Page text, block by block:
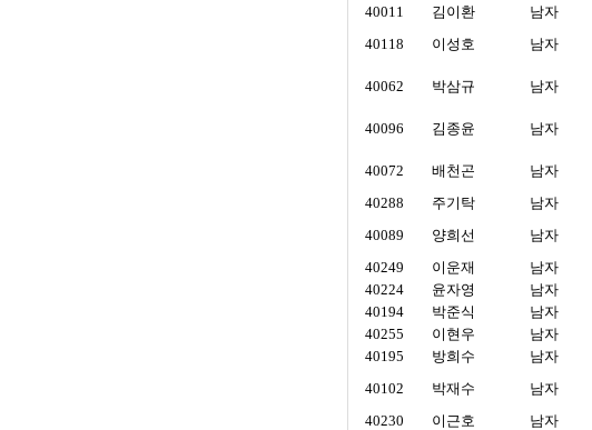
40011
김이환 남자
40118
이성호 남자
40062 박삼규 남자
40096 김종윤 남자
40072 배천곤 남자
40288
주기탁 남자
40089
양희선 남자
40249
이운재 남자
40224
윤자영 남자
40194
박준식 남자
40255
이현우 남자
40195
방희수 남자
40102
박재수 남자
40230
이근호 남자